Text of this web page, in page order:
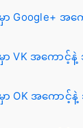
မှာ Google+
မှာ VK အကေ
မှာ OK အကေ